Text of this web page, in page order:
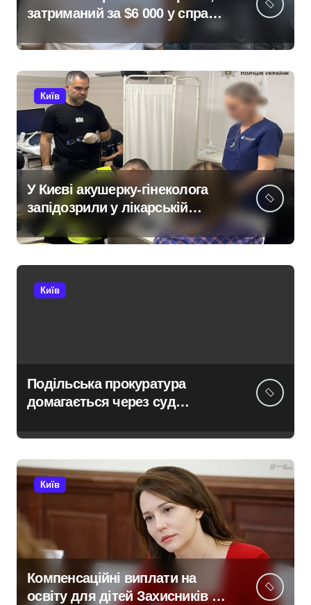
затриманий за $6 000 у справі
мобілізації
Київ
У Києві акушерку-гінеколога
запідозрили у лікарській
недбалості після втрати
вагітності після операції
Київ
Подільська прокуратура
домагається через суд
на фіктивну будівлю в центрі
Києва
Київ
Компенсаційні виплати на
освіту для дітей Захисників у